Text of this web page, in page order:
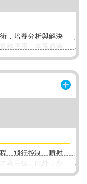
，培養分析與解決
務應用。本系通過
輯思考與團隊合作，
來超過60%畢業生投
揮關鍵作用，促進
、飛行控制、噴射
為目標。此外，亦
、半導體封裝、雷